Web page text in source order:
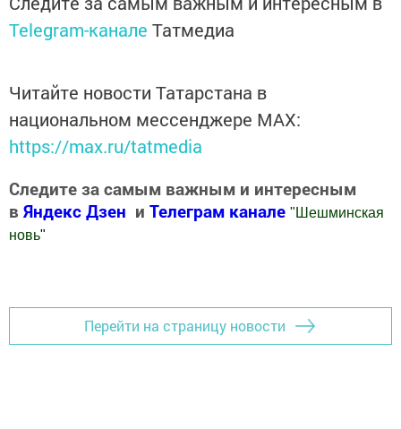
Telegram-канале Татмедиа
Читайте новости Татарстана в
национальном мессенджере MАХ:
https://max.ru/tatmedia
Следите за самым важным и интересным
в Яндекс Дзен и Телеграм канале " Шешминская
новь"
Перейти на страницу новости